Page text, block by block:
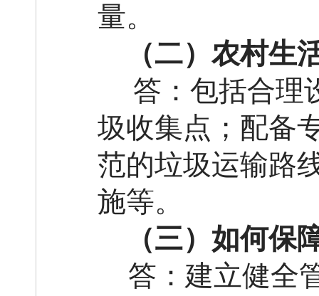
量。
（二）农村生
答：包括合理
圾收集点；配备
范的垃圾运输路
施等。
（三）如何保
答：建立健全